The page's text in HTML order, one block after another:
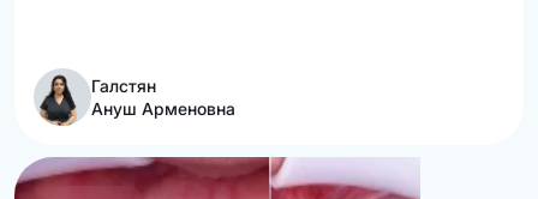
Галстян
Ануш Арменовна